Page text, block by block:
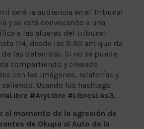
será la audiencia en el Tribunal
y se está convocando a una
a las afueras del tribunal
114, desde las 8:30 am que da
las detenidas. Si no se puede
compartiendo y creando
con las imágenes, relatorías y
Usando los hashtags
#AryLibre #LibresLas3.
el momento de la agresión de
de Okupa al Auto de la